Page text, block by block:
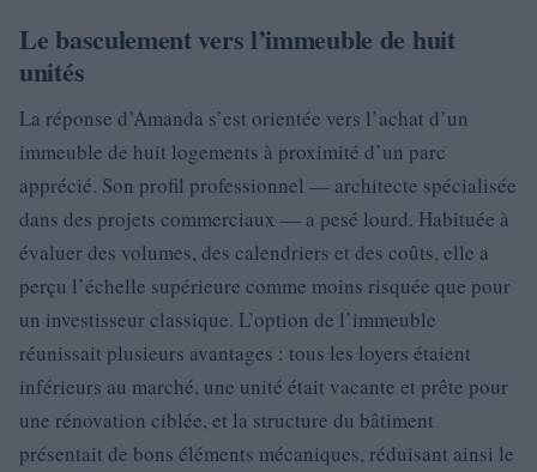
Le basculement vers l’immeuble de huit
unités
La réponse d’Amanda s’est orientée vers l’achat d’un
immeuble de huit logements à proximité d’un parc
apprécié. Son profil professionnel — architecte spécialisée
dans des projets commerciaux — a pesé lourd. Habituée à
évaluer des volumes, des calendriers et des coûts, elle a
perçu l’échelle supérieure comme moins risquée que pour
un investisseur classique. L’option de l’immeuble
réunissait plusieurs avantages : tous les loyers étaient
inférieurs au marché, une unité était vacante et prête pour
une rénovation ciblée, et la structure du bâtiment
présentait de bons éléments mécaniques, réduisant ainsi le